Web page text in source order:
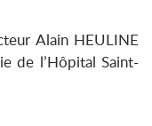
Alain HEULINE
de l’Hôpital Saint-